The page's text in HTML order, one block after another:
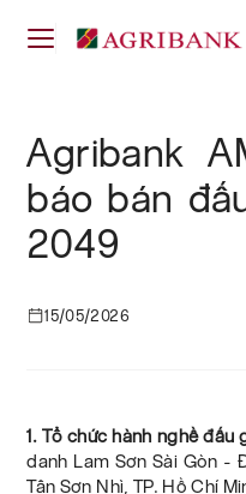
Agribank
báo bán
2049
15/05/2026
1. Tổ chức hành nghề đấu
danh Lam Sơn Sài Gòn -
Tân Sơn Nhì, TP. Hồ Chí